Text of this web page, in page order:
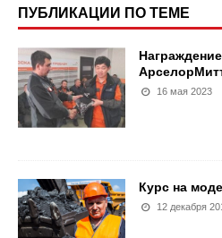
ПУБЛИКАЦИИ ПО ТЕМЕ
16 мая 2023
Курс на
12 декабря